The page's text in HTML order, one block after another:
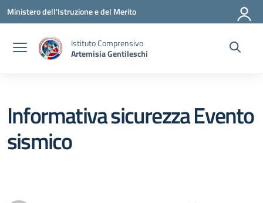
Vai ai contenuti
Vai al menu di navigazione
Vai al footer
Ministero dell'Istruzione e del Merito
Istituto Comprensivo
Artemisia Gentileschi
Informativa sicurezza Evento
sismico